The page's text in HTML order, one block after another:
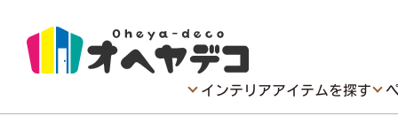
インテリアアイテムを探す